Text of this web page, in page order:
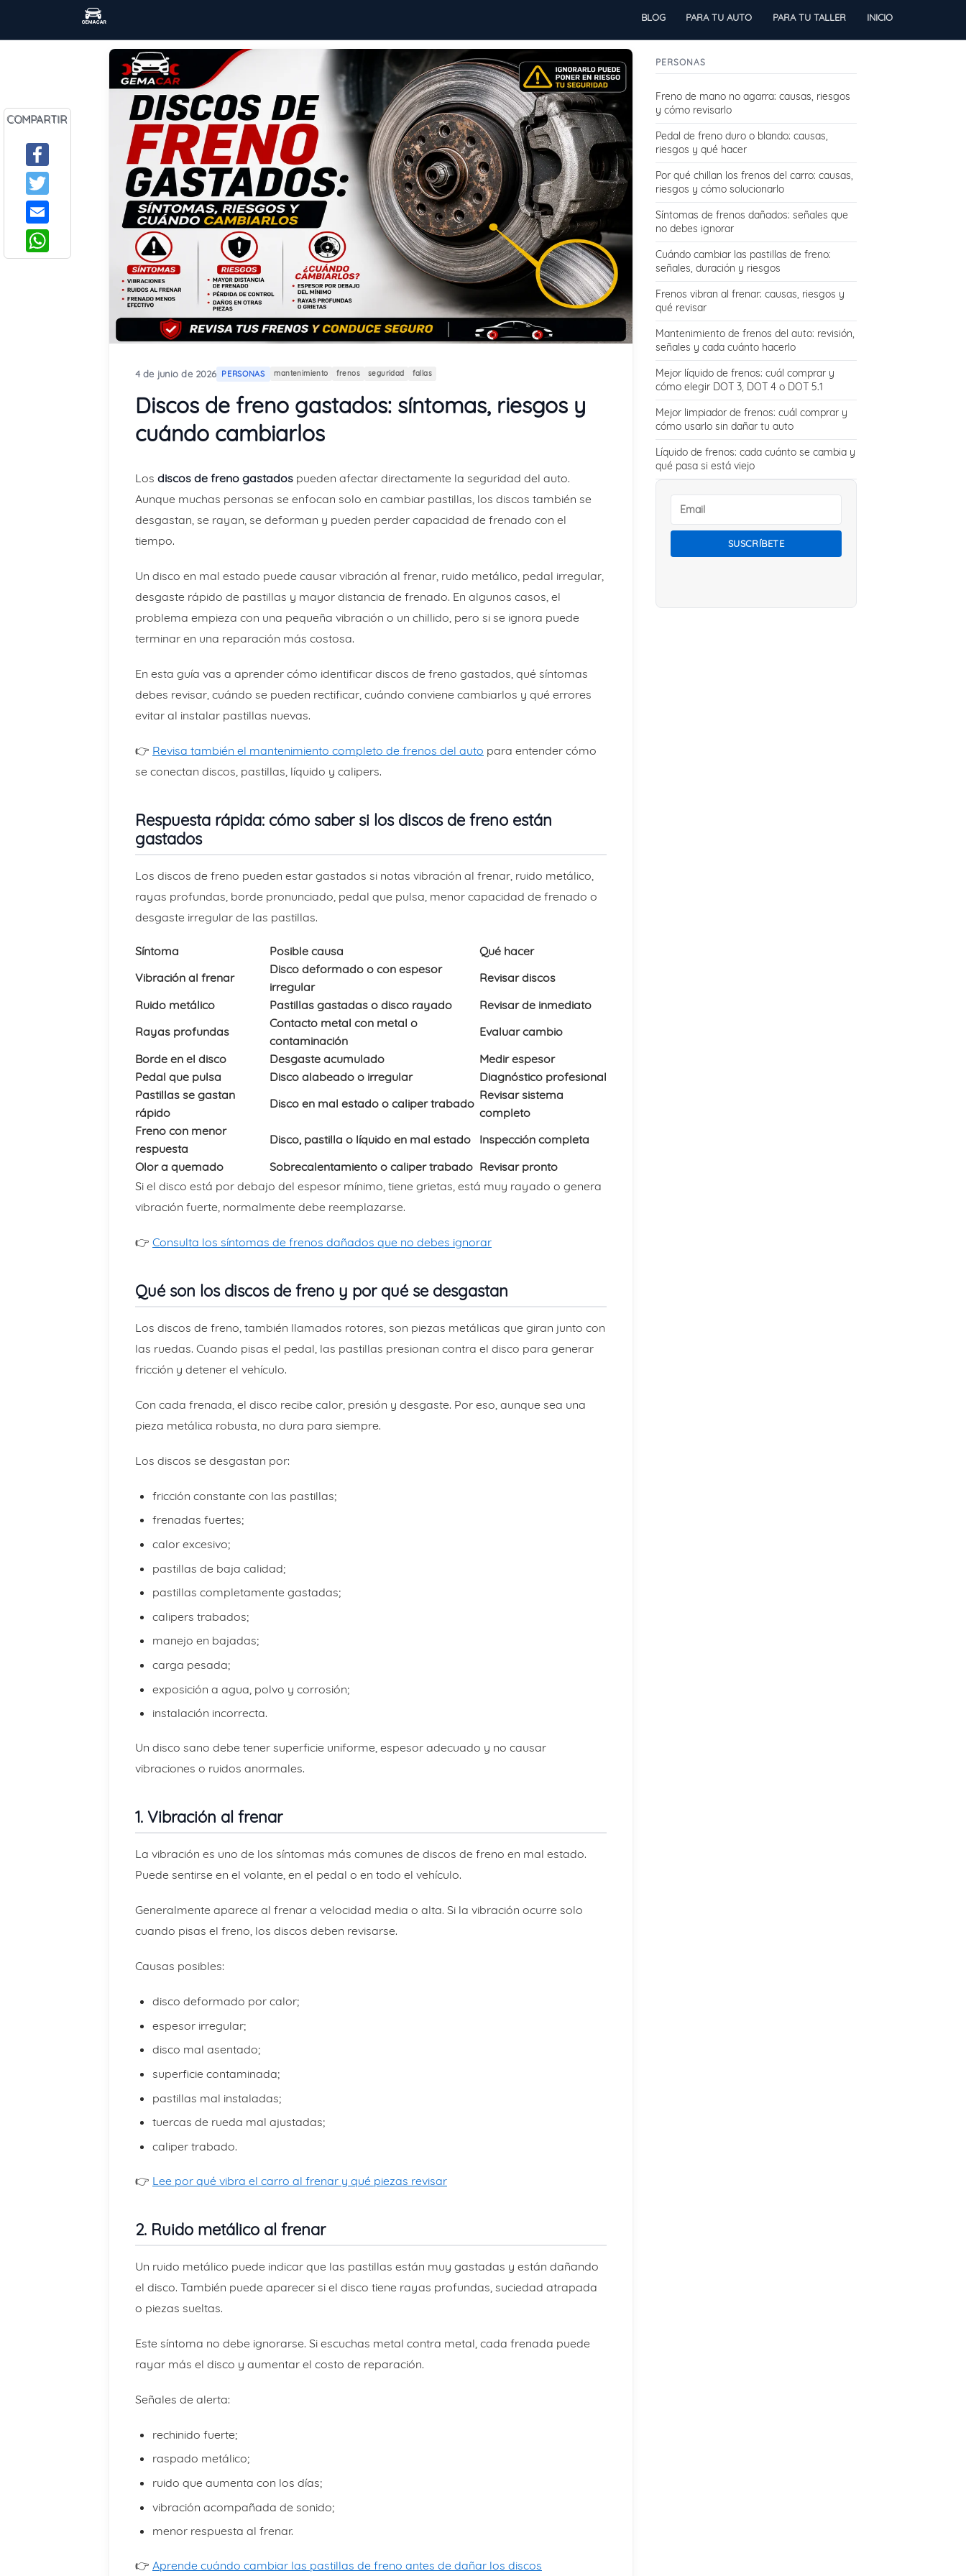
BLOG PARA TU AUTO PARA TU TALLER INICIO
4 de junio de 2026 PERSONAS mantenimiento frenos seguridad fallas
Discos de freno gastados: síntomas, riesgos y
cuándo cambiarlos
Los discos de freno gastados pueden afectar directamente la seguridad del auto.
Aunque muchas personas se enfocan solo en cambiar pastillas, los discos también se
desgastan, se rayan, se deforman y pueden perder capacidad de frenado con el
tiempo.
Un disco en mal estado puede causar vibración al frenar, ruido metálico, pedal irregular,
desgaste rápido de pastillas y mayor distancia de frenado. En algunos casos, el
problema empieza con una pequeña vibración o un chillido, pero si se ignora puede
terminar en una reparación más costosa.
En esta guía vas a aprender cómo identificar discos de freno gastados, qué síntomas
debes revisar, cuándo se pueden rectificar, cuándo conviene cambiarlos y qué errores
evitar al instalar pastillas nuevas.
👉 Revisa también el mantenimiento completo de frenos del auto para entender cómo
se conectan discos, pastillas, líquido y calipers.
Respuesta rápida: cómo saber si los discos de freno están
gastados
Los discos de freno pueden estar gastados si notas vibración al frenar, ruido metálico,
rayas profundas, borde pronunciado, pedal que pulsa, menor capacidad de frenado o
desgaste irregular de las pastillas.
Síntoma Posible causa
Qué hacer
Vibración al frenar
Disco deformado o con espesor
irregular
Revisar discos
Ruido metálico
Pastillas gastadas o disco rayado
Revisar de inmediato
Rayas profundas
Contacto metal con metal o
contaminación
Evaluar cambio
Borde en el disco
Desgaste acumulado
Medir espesor
Pedal que pulsa
Disco alabeado o irregular
Diagnóstico profesional
Pastillas se gastan
rápido
Disco en mal estado o caliper trabado
Revisar sistema
completo
Freno con menor
respuesta
Disco, pastilla o líquido en mal estado
Inspección completa
Olor a quemado
Sobrecalentamiento o caliper trabado Revisar pronto
Si el disco está por debajo del espesor mínimo, tiene grietas, está muy rayado o genera
vibración fuerte, normalmente debe reemplazarse.
👉 Consulta los síntomas de frenos dañados que no debes ignorar
Qué son los discos de freno y por qué se desgastan
Los discos de freno, también llamados rotores, son piezas metálicas que giran junto con
las ruedas. Cuando pisas el pedal, las pastillas presionan contra el disco para generar
fricción y detener el vehículo.
Con cada frenada, el disco recibe calor, presión y desgaste. Por eso, aunque sea una
pieza metálica robusta, no dura para siempre.
Los discos se desgastan por:
fricción constante con las pastillas;
frenadas fuertes;
calor excesivo;
pastillas de baja calidad;
pastillas completamente gastadas;
calipers trabados;
manejo en bajadas;
carga pesada;
exposición a agua, polvo y corrosión;
instalación incorrecta.
Un disco sano debe tener superficie uniforme, espesor adecuado y no causar
vibraciones o ruidos anormales.
1. Vibración al frenar
La vibración es uno de los síntomas más comunes de discos de freno en mal estado.
Puede sentirse en el volante, en el pedal o en todo el vehículo.
Generalmente aparece al frenar a velocidad media o alta. Si la vibración ocurre solo
cuando pisas el freno, los discos deben revisarse.
Causas posibles:
disco deformado por calor;
espesor irregular;
disco mal asentado;
superficie contaminada;
pastillas mal instaladas;
tuercas de rueda mal ajustadas;
caliper trabado.
👉 Lee por qué vibra el carro al frenar y qué piezas revisar
2. Ruido metálico al frenar
Un ruido metálico puede indicar que las pastillas están muy gastadas y están dañando
el disco. También puede aparecer si el disco tiene rayas profundas, suciedad atrapada
o piezas sueltas.
Este síntoma no debe ignorarse. Si escuchas metal contra metal, cada frenada puede
rayar más el disco y aumentar el costo de reparación.
Señales de alerta:
rechinido fuerte;
raspado metálico;
ruido que aumenta con los días;
vibración acompañada de sonido;
menor respuesta al frenar.
👉 Aprende cuándo cambiar las pastillas de freno antes de dañar los discos
PERSONAS
Freno de mano no agarra: causas, riesgos
y cómo revisarlo
Pedal de freno duro o blando: causas,
riesgos y qué hacer
Por qué chillan los frenos del carro: causas,
riesgos y cómo solucionarlo
Síntomas de frenos dañados: señales que
no debes ignorar
Cuándo cambiar las pastillas de freno:
señales, duración y riesgos
Frenos vibran al frenar: causas, riesgos y
qué revisar
Mantenimiento de frenos del auto: revisión,
señales y cada cuánto hacerlo
Mejor líquido de frenos: cuál comprar y
cómo elegir DOT 3, DOT 4 o DOT 5.1
Mejor limpiador de frenos: cuál comprar y
cómo usarlo sin dañar tu auto
Líquido de frenos: cada cuánto se cambia y
qué pasa si está viejo
COMPARTIR
Facebook
Twitter
Email